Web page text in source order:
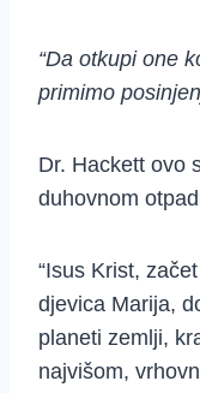
“Da otkupi one
primimo
Dr. Hackett ovo
duhovnom
“Isus Krist,
djevica Marija,
planeti zemlji,
najvišom,